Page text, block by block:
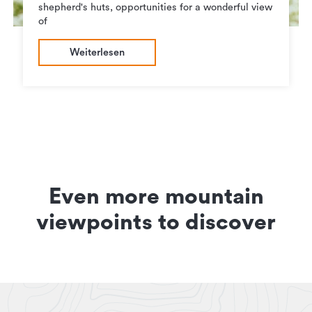
shepherd's huts, opportunities for a wonderful view
of
Weiterlesen
Even more mountain
viewpoints to discover